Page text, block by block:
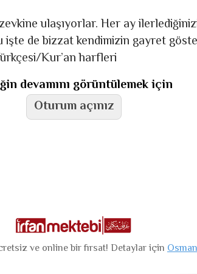
ulaşıyorlar. Her ay
de bizzat kendimizin gayret
Kur’an harfleri
devamını görüntülemek için
Oturum açınız
ve online bir fırsat! Detaylar için